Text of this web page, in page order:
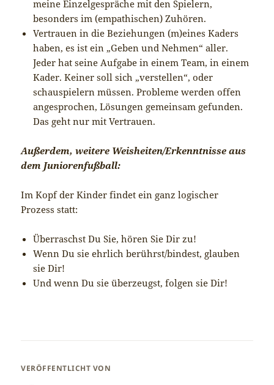
meine Einzelgespräche mit den Spielern,
besonders im (empathischen) Zuhören.
Vertrauen in die Beziehungen (m)eines Kaders
haben, es ist ein „Geben und Nehmen“ aller.
Jeder hat seine Aufgabe in einem Team, in einem
Kader. Keiner soll sich „verstellen“, oder
schauspielern müssen. Probleme werden offen
angesprochen, Lösungen gemeinsam gefunden.
Das geht nur mit Vertrauen.
Außerdem, weitere Weisheiten/Erkenntnisse aus
dem Juniorenfußball:
Im Kopf der Kinder findet ein ganz logischer
Prozess statt:
Überraschst Du Sie, hören Sie Dir zu!
Wenn Du sie ehrlich berührst/bindest, glauben
sie Dir!
Und wenn Du sie überzeugst, folgen sie Dir!
VERÖFFENTLICHT VON